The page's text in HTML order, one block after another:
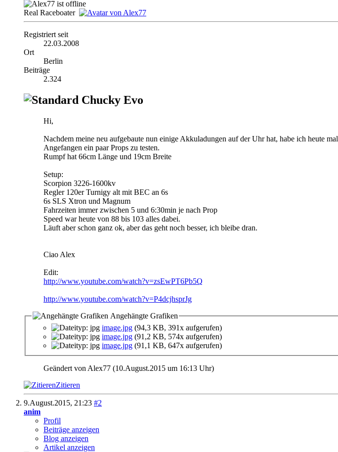
Real Raceboater
Registriert seit
22.03.2008
Ort
Berlin
Beiträge
2.324
Chucky Evo
Hi,
Nachdem meine neu aufgebaute nun einige Akkuladungen auf der Uhr hat, habe ich heute mal
Angefangen ein paar Props zu testen.
Rumpf hat 66cm Länge und 19cm Breite
Setup:
Scorpion 3226-1600kv
Regler 120er Turnigy alt mit BEC an 6s
6s SLS Xtron und Magnum
Fahrzeiten immer zwischen 5 und 6:30min je nach Prop
Speed war heute von 88 bis 103 alles dabei.
Läuft aber schon ganz ok, aber das geht noch besser, ich bleibe dran.
Ciao Alex
Edit:
http://www.youtube.com/watch?v=zsEwPT6Pb5Q
http://www.youtube.com/watch?v=P4dcjhsprJg
Angehängte Grafiken
image.jpg (94,3 KB, 391x aufgerufen)
image.jpg (91,2 KB, 574x aufgerufen)
image.jpg (91,1 KB, 647x aufgerufen)
Geändert von Alex77 (10.August.2015 um 16:13 Uhr)
Zitieren
9.August.2015, 21:23 #2
anim
Profil
Beiträge anzeigen
Blog anzeigen
Artikel anzeigen